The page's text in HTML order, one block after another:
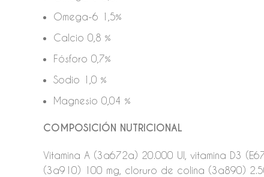
Omega-6 1,5%
Calcio 0,8 %
Fósforo 0,7%
Sodio 1,0 %
Magnesio 0,04 %
COMPOSICIÓN NUTRICIONAL
Vitamina A (3a672a) 20.000 UI, vitamina D3
(3a910) 100 mg, cloruro de colina (3a890)